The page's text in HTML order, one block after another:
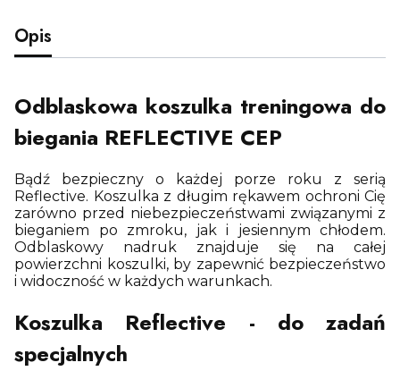
Opis
Odblaskowa koszulka treningowa do
biegania REFLECTIVE CEP
Bądź bezpieczny o każdej porze roku z serią
Reflective. Koszulka z długim rękawem ochroni Cię
zarówno przed niebezpieczeństwami związanymi z
bieganiem po zmroku, jak i jesiennym chłodem.
Odblaskowy nadruk znajduje się na całej
powierzchni koszulki, by zapewnić bezpieczeństwo
i widoczność w każdych warunkach.
Koszulka Reflective - do zadań
specjalnych